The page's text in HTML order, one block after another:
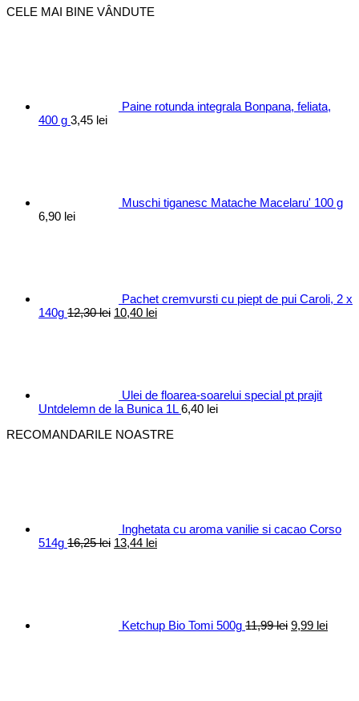
CELE MAI BINE VÂNDUTE
Paine rotunda integrala Bonpana, feliata,
400 g 3,45 lei
Muschi tiganesc Matache Macelaru' 100 g
6,90 lei
Pachet cremvursti cu piept de pui Caroli, 2 x
140g 12,30lei Prețul
10,40 leiPrețul
Ulei de floarea-soarelui special pt prajit
Untdelemn de la Bunica 1L 6,40 lei
RECOMANDARILE NOASTRE
Inghetata cu aroma vanilie si cacao Corso
514g 16,25lei Prețul
13,44 leiPrețul
Ketchup Bio Tomi 500g 11,99lei 9,99 lei